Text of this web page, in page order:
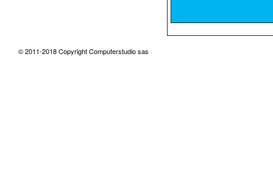
© 2011-2018 Copyright Computerstudio sas